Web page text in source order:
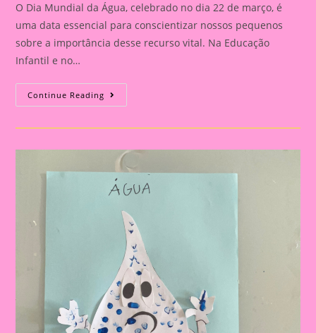
O Dia Mundial da Água, celebrado no dia 22 de março, é
uma data essencial para conscientizar nossos pequenos
sobre a importância desse recurso vital. Na Educação
Infantil e no…
Continue Reading Atividade
Dia
Água
A
Importância
De
Trabalhar
O
Água
Educação
Infantil
No
Ensino
Fundamental